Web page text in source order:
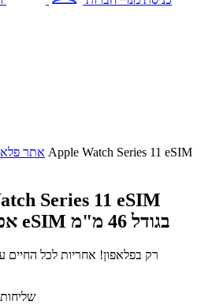
אתר
אפל וואטצ' 11 eSIM בגודל 46 מ"מ
רק בפלאפון! אחריות לכל
שליחות